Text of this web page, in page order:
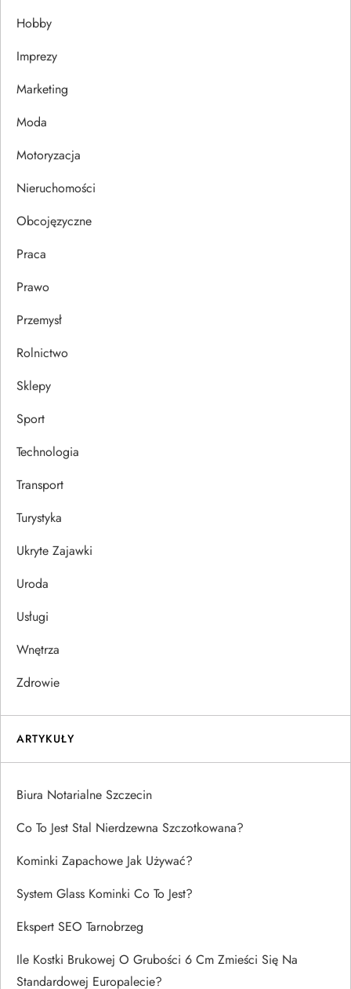
a
w
p
u
Hobby
Imprezy
Marketing
Moda
Motoryzacja
Nieruchomości
Obcojęzyczne
Praca
Prawo
Przemysł
Rolnictwo
Sklepy
Sport
Technologia
Transport
Turystyka
Ukryte Zajawki
Uroda
Usługi
Wnętrza
Zdrowie
ARTYKUŁY
Biura Notarialne Szczecin
Co To Jest Stal Nierdzewna Szczotkowana?
Kominki Zapachowe Jak Używać?
System Glass Kominki Co To Jest?
Ekspert SEO Tarnobrzeg
Ile Kostki Brukowej O Grubości 6 Cm Zmieści Się Na
Standardowej Europalecie?